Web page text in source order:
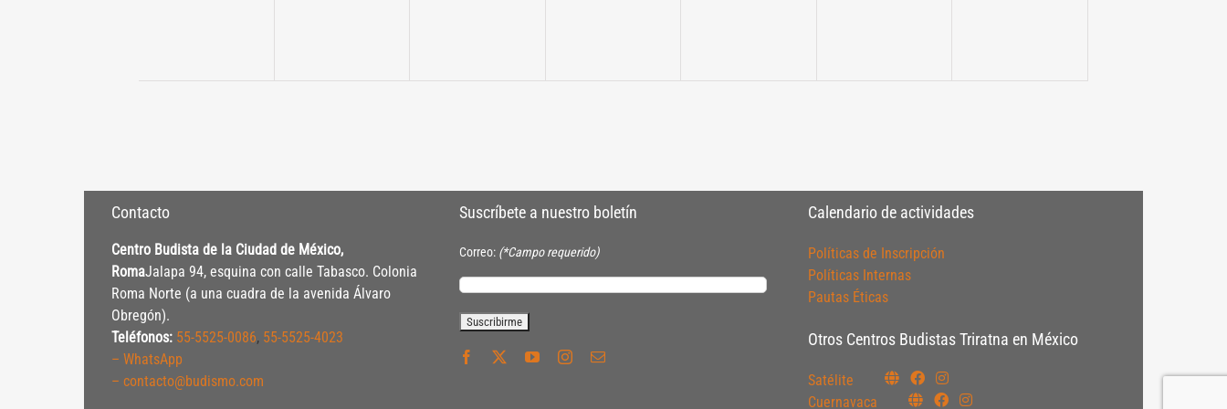
Contacto
Centro Budista de la Ciudad de México,
RomaJalapa 94, esquina con calle Tabasco. Colonia
Roma Norte (a una cuadra de la avenida Álvaro
Obregón).
Teléfonos: 55-5525-0086, 55-5525-4023
– WhatsApp
– contacto@budismo.com
Suscríbete a nuestro boletín
Correo: (*Campo requerido)
Calendario de actividades
Políticas de Inscripción
Políticas Internas
Pautas Éticas
Otros Centros Budistas Triratna en México
Satélite
Cuernavaca